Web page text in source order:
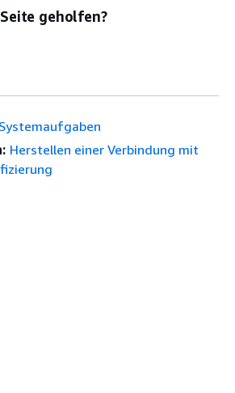
geholfen?
Systemaufgaben
Herstellen einer Verbindung mit